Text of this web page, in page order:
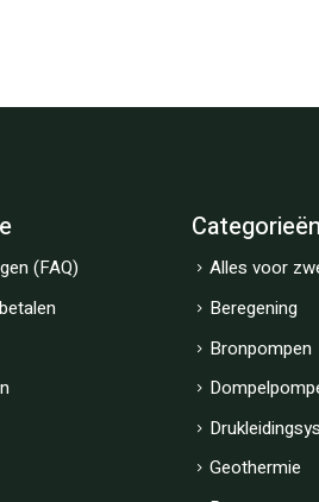
(FAQ)
Categorieën
Alles voor
Beregening
Bronpompen
Geothermie